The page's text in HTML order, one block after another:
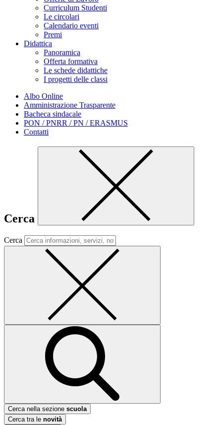
Curriculum Studenti
Le circolari
Calendario eventi
Premi
Didattica
Panoramica
Offerta formativa
Le schede didattiche
I progetti delle classi
Albo Online
Amministrazione Trasparente
Bacheca sindacale
PON / PNRR / PN / ERASMUS
Contatti
Cerca
Cerca
Cerca nella sezione scuola
Cerca tra le novità